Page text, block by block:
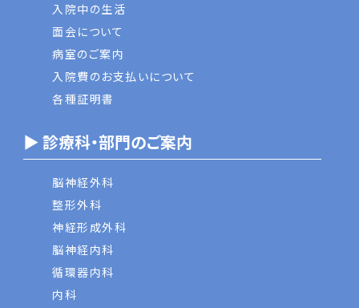
入院中の生活
面会について
病室のご案内
入院費のお支払いについて
各種証明書
▶ 診療科・部門のご案内
脳神経外科
整形外科
神経形成外科
脳神経内科
循環器内科
内科